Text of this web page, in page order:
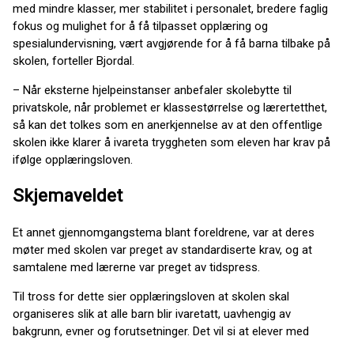
med mindre klasser, mer stabilitet i personalet, bredere faglig
fokus og mulighet for å få tilpasset opplæring og
spesialundervisning, vært avgjørende for å få barna tilbake på
skolen, forteller Bjordal.
– Når eksterne hjelpeinstanser anbefaler skolebytte til
privatskole, når problemet er klassestørrelse og lærertetthet,
så kan det tolkes som en anerkjennelse av at den offentlige
skolen ikke klarer å ivareta tryggheten som eleven har krav på
ifølge opplæringsloven.
Skjemaveldet
Et annet gjennomgangstema blant foreldrene, var at deres
møter med skolen var preget av standardiserte krav, og at
samtalene med lærerne var preget av tidspress.
Til tross for dette sier opplæringsloven at skolen skal
organiseres slik at alle barn blir ivaretatt, uavhengig av
bakgrunn, evner og forutsetninger. Det vil si at elever med